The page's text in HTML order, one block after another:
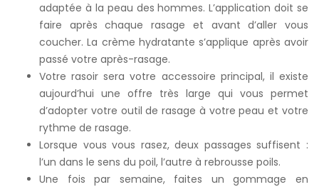
adaptée à la peau des hommes. L’application doit se
faire après chaque rasage et avant d’aller vous
coucher. La crème hydratante s’applique après avoir
passé votre après-rasage.
Votre rasoir sera votre accessoire principal, il existe
aujourd’hui une offre très large qui vous permet
d’adopter votre outil de rasage à votre peau et votre
rythme de rasage.
Lorsque vous vous rasez, deux passages suffisent :
l’un dans le sens du poil, l’autre à rebrousse poils.
Une fois par semaine, faites un gommage en